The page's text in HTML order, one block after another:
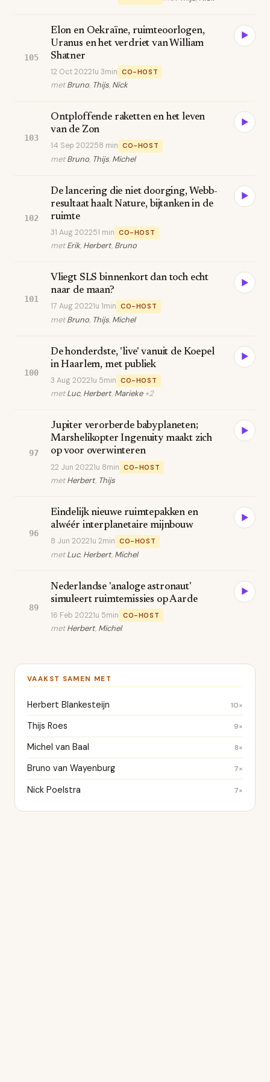
105
Elon en Oekraïne, ruimteoorlogen,
Uranus en het verdriet van William
Shatner
12 Oct 20221u 3min CO-HOST
metBruno, Thijs, Nick
▶
103
Ontploffende raketten en het leven
van de Zon
14 Sep 202258 min CO-HOST
metBruno, Thijs, Michel
▶
102
De lancering die niet doorging, Webb-
resultaat haalt Nature, bijtanken in de
ruimte
31 Aug 202251 min CO-HOST
metErik, Herbert, Bruno
▶
101
Vliegt SLS binnenkort dan toch echt
naar de maan?
17 Aug 20221u 1min CO-HOST
metBruno, Thijs, Michel
▶
100
De honderdste, 'live' vanuit de Koepel
in Haarlem, met publiek
3 Aug 20221u 5min CO-HOST
metLuc, Herbert, Marieke+2
▶
97
Jupiter verorberde babyplaneten;
Marshelikopter Ingenuity maakt zich
op voor overwinteren
22 Jun 20221u 8min CO-HOST
metHerbert, Thijs
▶
96
Eindelijk nieuwe ruimtepakken en
alwéér interplanetaire mijnbouw
8 Jun 20221u 2min CO-HOST
metLuc, Herbert, Michel
▶
89
Nederlandse 'analoge astronaut'
simuleert ruimtemissies op Aarde
16 Feb 20221u 5min CO-HOST
metHerbert, Michel
▶
VAAKST SAMEN MET
Herbert Blankesteijn 10×
Thijs Roes 9×
Michel van Baal 8×
Bruno van Wayenburg 7×
Nick Poelstra 7×